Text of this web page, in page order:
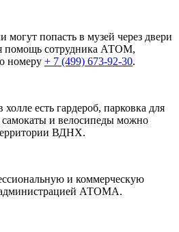
попасть в музей через двери
помощь сотрудника АТОМ,
номеру + 7 (499) 673-92-30.
есть гардероб, парковка для
самокаты и велосипеды можно
ВДНХ.
и коммерческую
администрацией АТОМА.